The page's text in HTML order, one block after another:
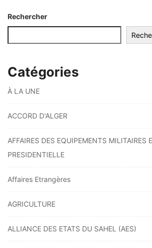
Rechercher
Catégories
À LA UNE
ACCORD D'ALGER
AFFAIRES DES EQUIPEMENTS MILITAIRES
PRESIDENTIELLE
Affaires Etrangères
AGRICULTURE
ALLIANCE DES ETATS DU SAHEL (AES)